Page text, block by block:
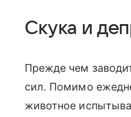
Скука и
Прежде чем
сил. Помимо
животное